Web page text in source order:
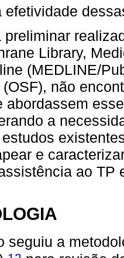
efetividade
preliminar
Library,
(MEDLINE/
(OSF), não
abordassem
a
e
ao TP
seguiu a